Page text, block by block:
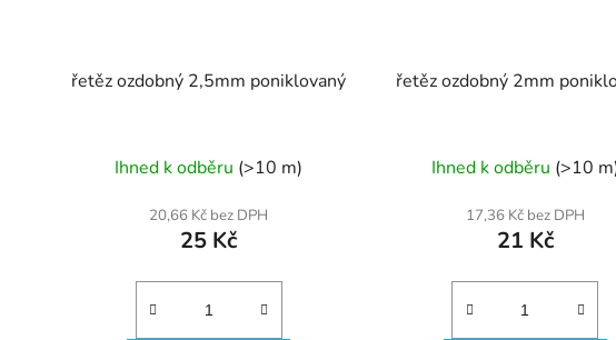
řetěz ozdobný 2,5mm poniklovaný
Ihned k odběru (>10 m)
20,66 Kč bez DPH
25 Kč
řetěz ozdobný 2mm
Ihned k odběru (>10
17,36 Kč bez DPH
21 Kč